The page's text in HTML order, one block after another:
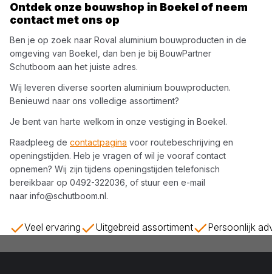
Ontdek onze bouwshop in Boekel of neem
contact met ons op
Ben je op zoek naar Roval aluminium bouwproducten in de
omgeving van Boekel , dan ben je bij BouwPartner
Schutboom aan het juiste adres.
Wij leveren diverse soorten aluminium bouwproducten.
Benieuwd naar ons volledige assortiment?
Je bent van harte welkom in onze vestiging in Boekel.
Raadpleeg de contactpagina voor routebeschrijving en
openingstijden. Heb je vragen of wil je vooraf contact
opnemen? Wij zijn tijdens openingstijden telefonisch
bereikbaar op 0492-322036 , of stuur een e-mail
naar info@schutboom.nl.
Veel ervaring Uitgebreid assortiment Persoonlijk